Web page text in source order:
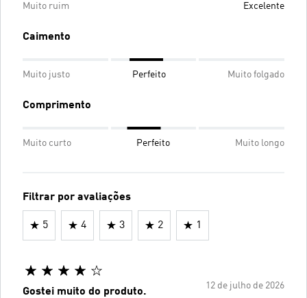
Muito ruim Excelente
Caimento
Muito justo Perfeito Muito folgado
Comprimento
Muito curto Perfeito Muito longo
Filtrar por avaliações
5 4 3 2 1
12 de julho de 2026
Gostei muito do produto.